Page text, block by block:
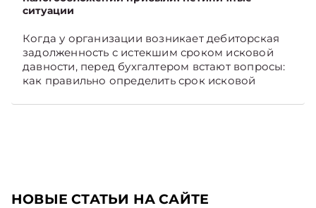
ситуации
Когда у организации возникает дебиторская
задолженность с истекшим сроком исковой
давности, перед бухгалтером встают вопросы:
как правильно определить срок исковой
задолженность. Рассмотрим это на
НОВЫЕ СТАТЬИ НА САЙТЕ